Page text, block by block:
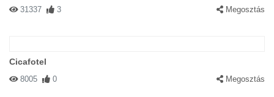
31337 3 Megosztás
Cicafotel
8005 0 Megosztás